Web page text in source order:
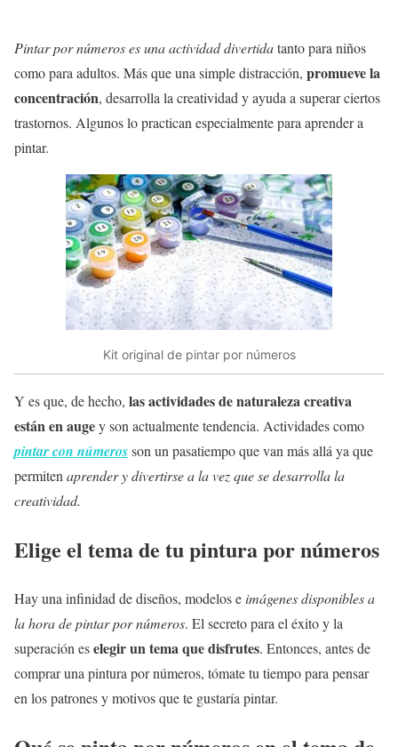
Pintar por números es una actividad divertidatanto para niños
como para adultos. Más que una simple distracción, promueve la
concentración, desarrolla la creatividad y ayuda a superar ciertos
trastornos. Algunos lo practican especialmente para aprender a
pintar.
Kit original de pintar por números
Y es que, de hecho, las actividades de naturaleza creativa
están en augey son actualmente tendencia. Actividades como
pintar con númerosson un pasatiempo que van más allá ya que
permiten aprender y divertirse a la vez que se desarrolla la
creatividad.
Elige el tema de tu pintura por números
Hay una infinidad de diseños, modelos e imágenes disponibles a
la hora de pintar por números. El secreto para el éxito y la
superación eselegir un tema que disfrutes. Entonces, antes de
comprar una pintura por números, tómate tu tiempo para pensar
en los patrones y motivos que te gustaría pintar.